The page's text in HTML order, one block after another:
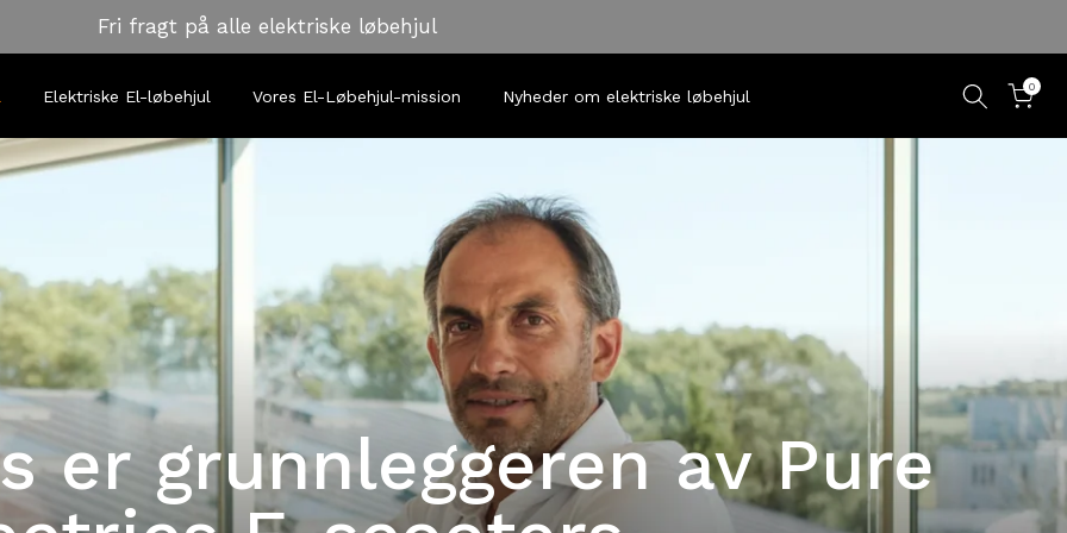
Fri fragt på alle elektriske løbehjul
Elektriske El-løbehjul Vores El-Løbehjul-mission Nyheder om elektriske løbehjul
0
er grunnleggeren av Pure